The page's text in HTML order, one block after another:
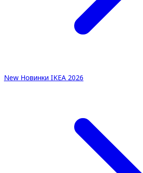
New Новинки IKEA 2026